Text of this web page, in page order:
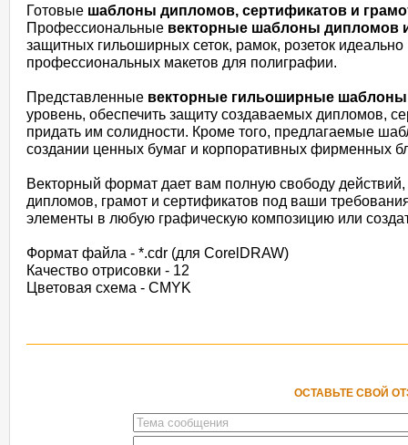
Готовые шаблоны дипломов, сертификатов и
Профессиональные векторные шаблоны дипломов
защитных гильоширных сеток, рамок, розеток
профессиональных макетов для полиграфии.
Представленные векторные гильоширные шаблоны
уровень, обеспечить защиту создаваемых дипломов,
придать им солидности. Кроме того, предлагаемые
создании ценных бумаг и корпоративных фирменных
Векторный формат дает вам полную свободу
дипломов, грамот и сертификатов под ваши
элементы в любую графическую композицию или
Формат файла - *.cdr (для CorelDRAW)
Качество отрисовки - 12
Цветовая схема - CMYK
ОСТАВЬТЕ СВОЙ